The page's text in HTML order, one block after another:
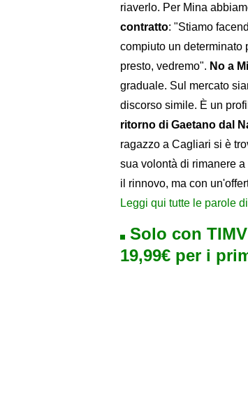
riaverlo. Per Mina
contratto: "Stiamo
compiuto un determinato
presto, vedremo". No a
graduale. Sul mercato
discorso simile. È un
ritorno di Gaetano dal
ragazzo a Cagliari si è
sua volontà di rimanere
il rinnovo, ma con
Leggi qui tutte le parole
Solo con
19,99€ per i